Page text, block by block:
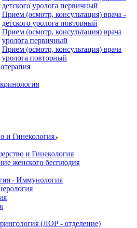
детского уролога первичный
Прием (осмотр, консультация) врача -
детского уролога повторный
Прием (осмотр, консультация) врача
уролога первичный
Прием (осмотр, консультация) врача
уролога повторный
и Гинекология
и Гинекология
женского бесплодия
- Иммунология
(ЛОР - отделение)